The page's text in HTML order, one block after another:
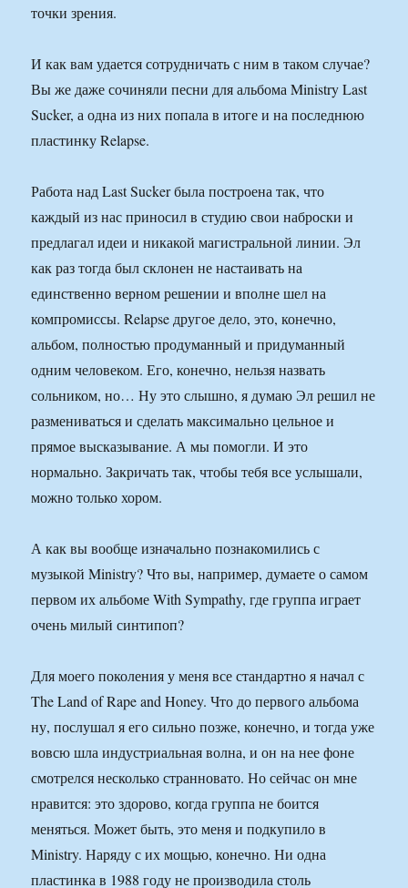
точки зрения.
И как вам удается сотрудничать с ним в таком случае?
Вы же даже сочиняли песни для альбома Ministry Last
Sucker, а одна из них попала в итоге и на последнюю
пластинку Relapse.
Работа над Last Sucker была построена так, что
каждый из нас приносил в студию свои наброски и
предлагал идеи и никакой магистральной линии. Эл
как раз тогда был склонен не настаивать на
единственно верном решении и вполне шел на
компромиссы. Relapse другое дело, это, конечно,
альбом, полностью продуманный и придуманный
одним человеком. Его, конечно, нельзя назвать
сольником, но… Ну это слышно, я думаю Эл решил не
размениваться и сделать максимально цельное и
прямое высказывание. А мы помогли. И это
нормально. Закричать так, чтобы тебя все услышали,
можно только хором.
А как вы вообще изначально познакомились с
музыкой Ministry? Что вы, например, думаете о самом
первом их альбоме With Sympathy, где группа играет
очень милый синтипоп?
Для моего поколения у меня все стандартно я начал с
The Land of Rape and Honey. Что до первого альбома
ну, послушал я его сильно позже, конечно, и тогда уже
вовсю шла индустриальная волна, и он на нее фоне
смотрелся несколько странновато. Но сейчас он мне
нравится: это здорово, когда группа не боится
меняться. Может быть, это меня и подкупило в
Ministry. Наряду с их мощью, конечно. Ни одна
пластинка в 1988 году не производила столь